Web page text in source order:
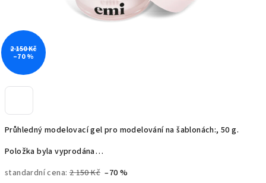
Průhledný modelovací gel pro modelování na šablonách:, 50 g.
Položka byla vyprodána…
standardní cena: 2 150 Kč –70 %
2 150 Kč
–70 %